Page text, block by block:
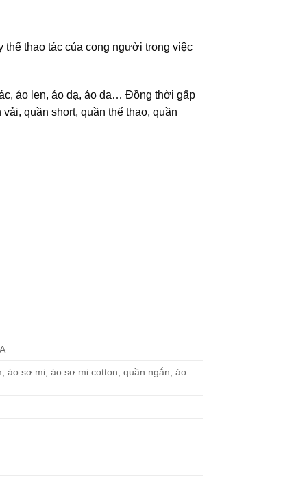
thao tác của cong người trong việc
áo len, áo dạ, áo da… Đồng thời gấp
quần short, quần thể thao, quần
áo sơ mi, áo sơ mi cotton, quần ngắn, áo